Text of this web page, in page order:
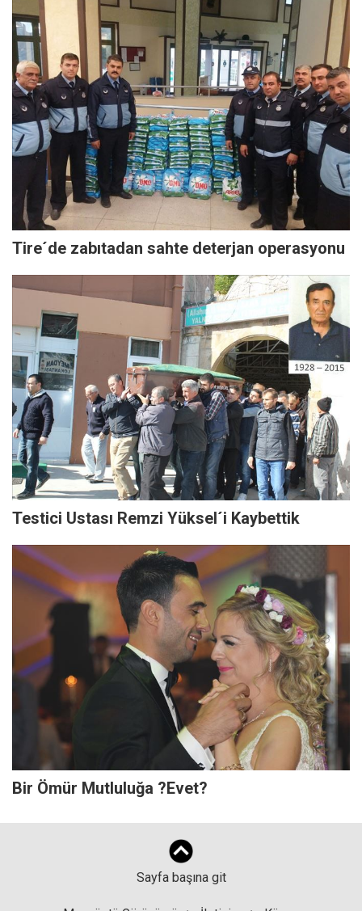
Tire´de zabıtadan sahte deterjan operasyonu
Testici Ustası Remzi Yüksel´i Kaybettik
Bir Ömür Mutluluğa ?Evet?
Sayfa başına git